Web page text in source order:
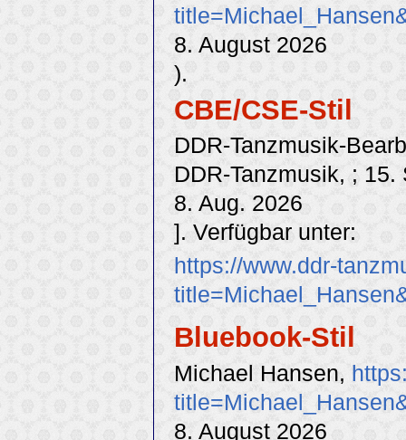
8. August 2026
).
CBE/CSE-Stil
DDR-Tanzmusik-
DDR-Tanzmusik, ;
8. Aug. 2026
]. Verfügbar unter:
https://www.ddr-
Bluebook-Stil
Michael Hansen,
8. August 2026